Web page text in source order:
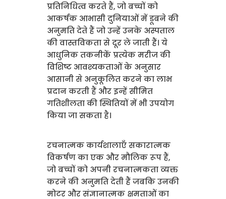
प्रतिनिधित्व करते हैं, जो बच्चों को
आकर्षक आभासी दुनियाओं में डूबने की
अनुमति देते हैं जो उन्हें उनके अस्पताल
की वास्तविकता से दूर ले जाती हैं। ये
आधुनिक तकनीकें प्रत्येक मरीज की
विशिष्ट आवश्यकताओं के अनुसार
आसानी से अनुकूलित करने का लाभ
प्रदान करती हैं और इन्हें सीमित
गतिशीलता की स्थितियों में भी उपयोग
किया जा सकता है।
रचनात्मक कार्यशालाएँ सकारात्मक
विकर्षण का एक और मौलिक रूप हैं,
जो बच्चों को अपनी रचनात्मकता व्यक्त
करने की अनुमति देती हैं जबकि उनकी
मोटर और संज्ञानात्मक क्षमताओं का